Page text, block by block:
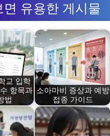
면 유용한 게시물
교 입학
항목과
법
소아마비 증상과 예방
접종 가이드